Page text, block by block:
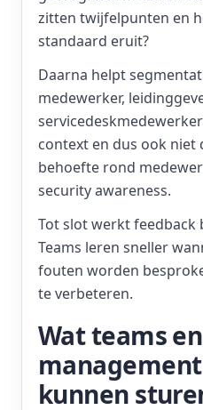
zitten twijfelpunten en
standaard eruit?
Daarna helpt
medewerker,
context en dus ook niet
behoefte rond
security awareness.
Tot slot werkt feedback
Teams leren sneller
fouten worden
te verbeteren.
Wat teams en
kunnen